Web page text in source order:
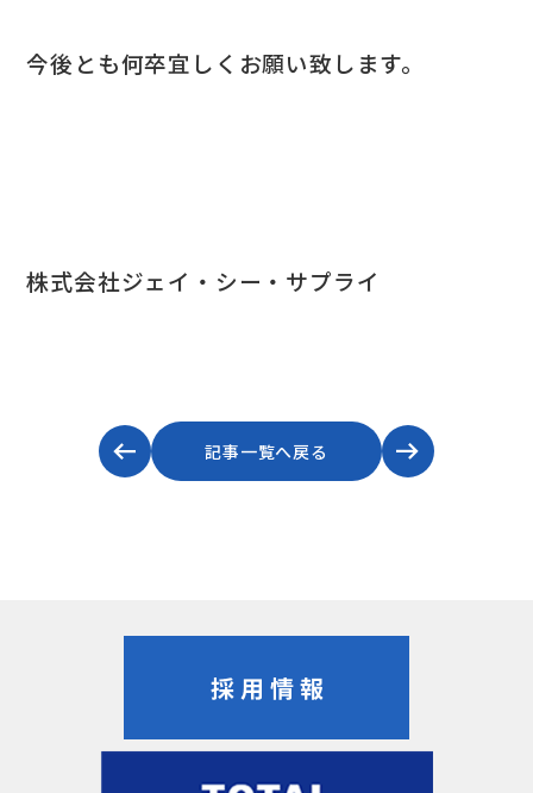
今後とも何卒宜しくお願い致します。
株式会社ジェイ・シー・サプライ
記事一覧へ戻る